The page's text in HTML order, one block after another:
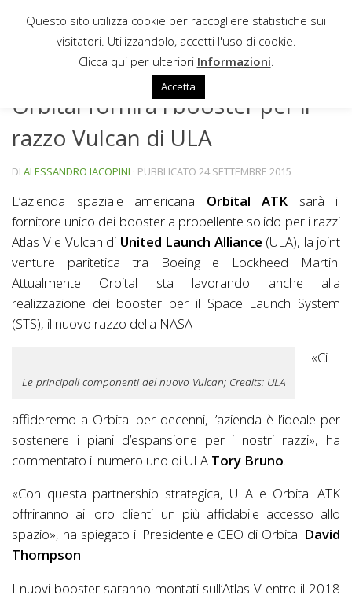
Sotto il contenuto
Orbital fornirà i booster per il
razzo Vulcan di ULA
DI ALESSANDRO IACOPINI · PUBBLICATO 24 SETTEMBRE 2015
L’azienda spaziale americana Orbital ATK sarà il
fornitore unico dei booster a propellente solido per i razzi
Atlas V e Vulcan di United Launch Alliance (ULA), la joint
venture paritetica tra Boeing e Lockheed Martin.
Attualmente Orbital sta lavorando anche alla
realizzazione dei booster per il Space Launch System
(STS), il nuovo razzo della NASA
Le principali componenti del nuovo Vulcan; Credits: ULA
«Ci
affideremo a Orbital per decenni, l’azienda è l’ideale per
sostenere i piani d’espansione per i nostri razzi», ha
commentato il numero uno di ULA Tory Bruno.
«Con questa partnership strategica, ULA e Orbital ATK
offriranno ai loro clienti un più affidabile accesso allo
spazio», ha spiegato il Presidente e CEO di Orbital David
Thompson.
I nuovi booster saranno montati sull’Atlas V entro il 2018
Questo sito utilizza cookie per raccogliere statistiche sui
visitatori. Utilizzandolo, accetti l'uso di cookie.
Clicca qui per ulteriori Informazioni
Accetta